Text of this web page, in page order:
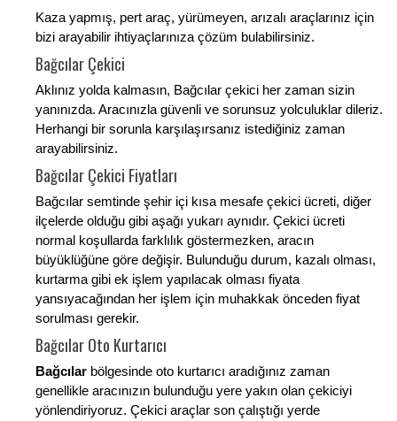
Kaza yapmış, pert araç, yürümeyen, arızalı araçlarınız için
bizi arayabilir ihtiyaçlarınıza çözüm bulabilirsiniz.
Bağcılar Çekici
Aklınız yolda kalmasın, Bağcılar çekici her zaman sizin
yanınızda. Aracınızla güvenli ve sorunsuz yolculuklar dileriz.
Herhangi bir sorunla karşılaşırsanız istediğiniz zaman
arayabilirsiniz.
Bağcılar Çekici Fiyatları
Bağcılar semtinde şehir içi kısa mesafe çekici ücreti, diğer
ilçelerde olduğu gibi aşağı yukarı aynıdır. Çekici ücreti
normal koşullarda farklılık göstermezken, aracın
büyüklüğüne göre değişir. Bulunduğu durum, kazalı olması,
kurtarma gibi ek işlem yapılacak olması fiyata
yansıyacağından her işlem için muhakkak önceden fiyat
sorulması gerekir.
Bağcılar Oto Kurtarıcı
Bağcılar bölgesinde oto kurtarıcı aradığınız zaman
genellikle aracınızın bulunduğu yere yakın olan çekiciyi
yönlendiriyoruz. Çekici araçlar son çalıştığı yerde